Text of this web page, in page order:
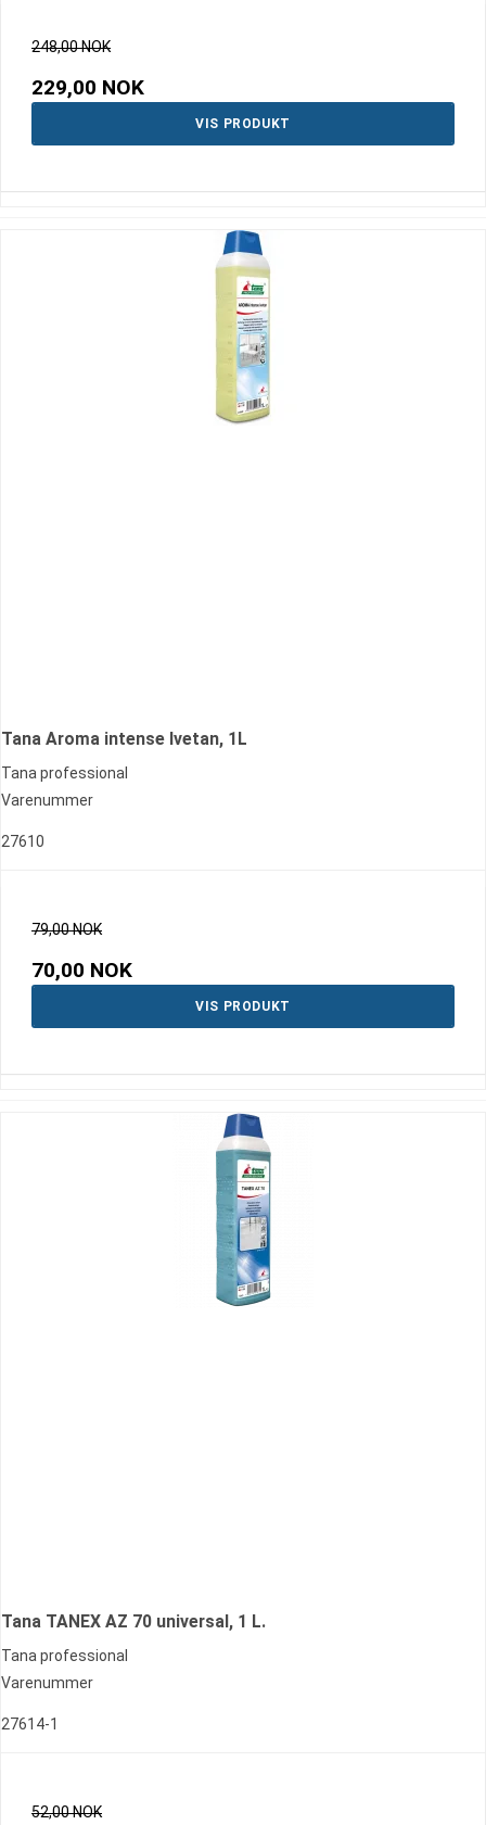
248,00 NOK
229,00 NOK
VIS PRODUKT
Tana Aroma intense Ivetan, 1L
Tana professional
Varenummer
27610
79,00 NOK
70,00 NOK
VIS PRODUKT
Tana TANEX AZ 70 universal, 1 L.
Tana professional
Varenummer
27614-1
52,00 NOK